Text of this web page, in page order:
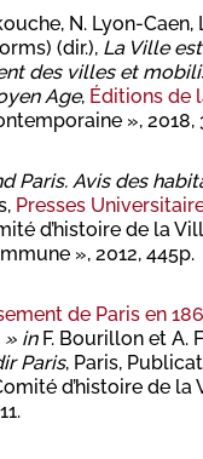
N. Lyon-Caen,
(dir.), La Ville
des villes et
Age, Éditions de
», 2018,
Paris. Avis des
Presses
d’histoire de la
», 2012, 445p.
de Paris en
» inF. Bourillon et A.
Paris, Paris,
d’histoire de la